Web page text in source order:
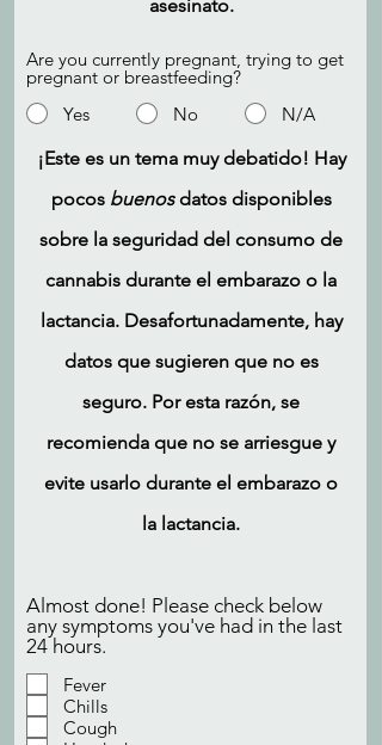
asesinato.
Are you currently pregnant, trying to get
pregnant or breastfeeding?
Yes
No
N/A
¡Este es un tema muy debatido! Hay
pocos buenosdatos disponibles
sobre la seguridad del consumo de
cannabis durante el embarazo o la
lactancia. Desafortunadamente, hay
datos que sugieren que no es
seguro. Por esta razón, se
recomienda que no se arriesgue y
evite usarlo durante el embarazo o
la lactancia.
Almost done! Please check below
any symptoms you've had in the last
24 hours.
Fever
Chills
Cough